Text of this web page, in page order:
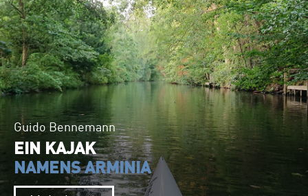
Guido Bennemann
EIN KAJAK
NAMENS ARMINIA